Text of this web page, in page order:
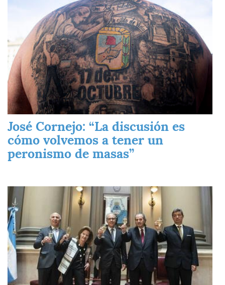
José Cornejo: “La discusión es
cómo volvemos a tener un
peronismo de masas”
Imagen